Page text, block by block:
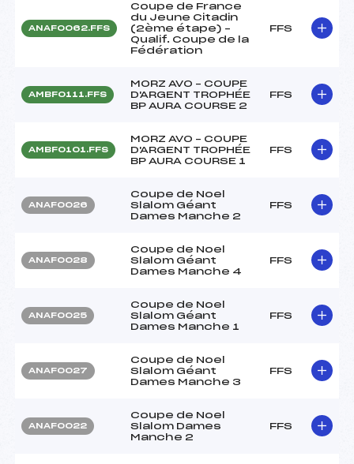
ANAF0062.FFS
Coupe de France
du Jeune Citadin
(2ème étape) –
Qualif. Coupe de la
Fédération
FFS
AMBF0111.FFS
MORZ AVO – COUPE
D'ARGENT TROPHÉE
BP AURA COURSE 2
FFS
AMBF0101.FFS
MORZ AVO – COUPE
D'ARGENT TROPHÉE
BP AURA COURSE 1
FFS
ANAF0026
Coupe de Noel
Slalom Géant
Dames Manche 2
FFS
ANAF0028
Coupe de Noel
Slalom Géant
Dames Manche 4
FFS
ANAF0025
Coupe de Noel
Slalom Géant
Dames Manche 1
FFS
ANAF0027
Coupe de Noel
Slalom Géant
Dames Manche 3
FFS
ANAF0022
Coupe de Noel
Slalom Dames
Manche 2
FFS